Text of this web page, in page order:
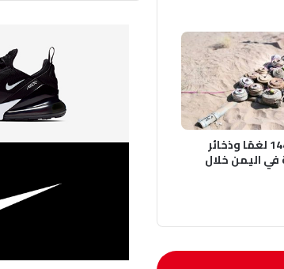
مسام ينتزع 1448 لغمًا وذخائر
اليمن خلال